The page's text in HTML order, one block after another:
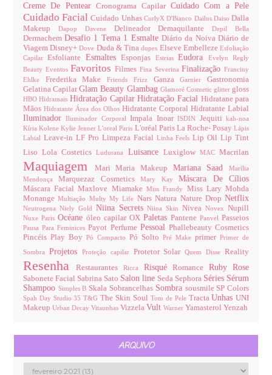
Creme De PentearCronograma Capilar Cuidado Com a Pele
Cuidado FacialCuidado UnhasCurlyXD'Bianco Dailus DaisoDalla
Makeup
Dapop Davene DelineadorDemaquilanteDepil Bella
DermachemDesafio 1 Tema 1 Esmalte Diário da Noiva Diário de
ViagemDisney+Dove Duda & Tinadupes ElseveEmbellezeEsfoliação
CapilarEsfoliante EsmaltesEsponjas Estrias Eudora
Evelyn Regly
Beauty Eventos FavoritosFilmes Fina Severina FinalizaçãoFranciny
Ehlke Frederika MakeFriends Frizz GanzaGarnierGastronomia
Gelatina CapilarGlam Beauty Glambag Glamoré Cosmeticglitter gloss
HBOHidramais Hidratação CapilarHidratação Facial Hidratane para
Mãos Hidratante Área dos OlhosHidratante CorporalHidratante Labial
IluminadorIluminador CorporalImpala InoarISDIN Jequitikah-noa
Kíria KoleneKylie JennerL'oreal Paris L'oréal Paris La Roche- PosayLápis
Labial Leave-in LF Pro Limpeza Facial Linha FeelsLip OilLip Tint
Liso Lola CosteticsLudurana Luisance LuxiglowMACMacrilan
Maquiagem Mari Maria Makeup Mariana SaadMarília
MendonçaMarquezaz CosmeticsMary Kay Máscara De Cílios
Máscara FacialMaxlove MiamakeMiss Frandy Miss LaryMohda
MonangeMultiação Multy My Life NarsNatura Nature DropNetflix
Neutrogena Niely Gold Niina SecretsNiina SkinNiveaNovexNupill
Nuxe Paris Océane óleo capilarOXPaletasPantenePanvelPasseios
Pausa Para FeminicesPayot Perfume PessoalPhallebeauty Cosmetics
Pincéis Play Boy Pó Compacto Pó SoltoPré MakeprimerPrimer de
Sombra Projetos Proteção capilar Protetor SolarQuem DisseReality
ResenhaRestaurantes Ricca RisquéRomance Ruby Rose
Sabonete Facial Sabrina Sato Salon line Seda Sephora Séries Sérum
Shampoo Simples B Skala Sobrancelhas Sombra sousmile SP Colors
Spah Day Studio 35T&GThe Skin Soul Tom de Pele TractaUnhasUNI
Makeup Urban Decay Vitaunhas Vizzela Vult Warner Yamasterol Yenzah
ARQUIVO